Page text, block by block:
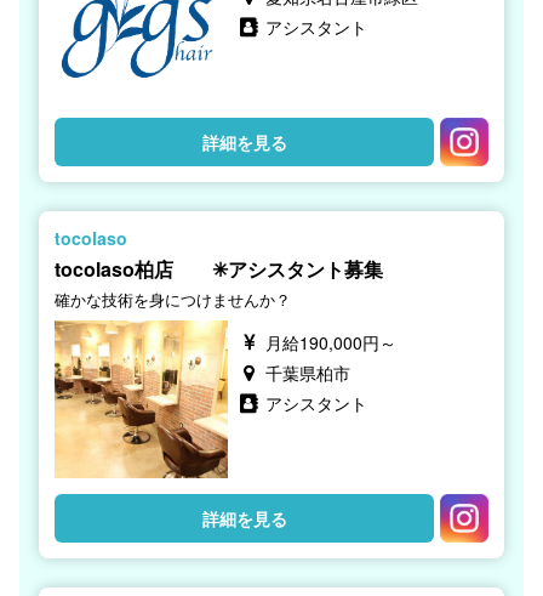
アシスタント
詳細を見る
tocolaso
tocolaso柏店 ✳︎アシスタント募集
確かな技術を身につけませんか？
月給190,000円～
千葉県柏市
アシスタント
詳細を見る